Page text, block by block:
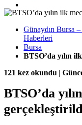
Günaydın Bursa
Haberleri
Bursa
BTSO’da yılın
121 kez okundu |
BTSO’da